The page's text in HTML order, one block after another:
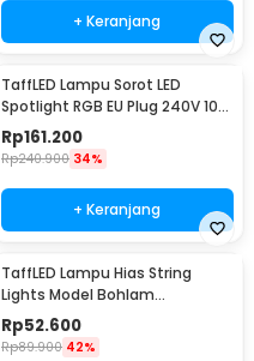
+ Keranjang
TaffLED Lampu Sorot LED
Spotlight RGB EU Plug 240V 10W
- L18RG
Rp161.200
Rp240.900 34%
+ Keranjang
TaffLED Lampu Hias String
Lights Model Bohlam
Waterproof 20 LED 5M - PD039
Rp52.600
Rp89.900 42%